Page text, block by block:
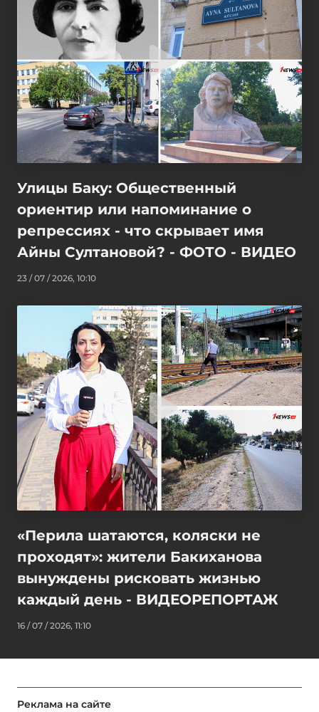
Улицы Баку: Общественный
ориентир или напоминание о
репрессиях - что скрывает имя
Айны Султановой? - ФОТО - ВИДЕО
23 / 07 / 2026, 10:10
«Перила шатаются, коляски не
проходят»: жители Бакиханова
вынуждены рисковать жизнью
каждый день - ВИДЕОРЕПОРТАЖ
16 / 07 / 2026, 11:10
Реклама на сайте